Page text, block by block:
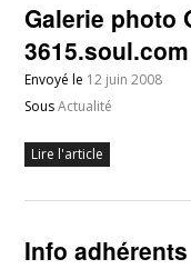
Galerie photo
3615.soul.com
Envoyé le 12 juin 2008
SousActualité
Lire l'article
Info adhérents